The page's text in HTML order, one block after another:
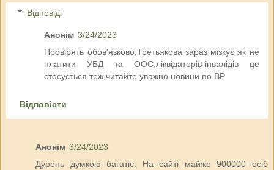
Відповіді
Анонім 3/24/2023
Провірять обов'язково,Третьякова зараз мізкує як не
платити УБД та ООС,ліквідаторів-інвалідів це
стосується теж,читайте уважно новини по ВР.
Відповісти
Анонім 3/24/2023
Дурень думкою багатіє. На сайті майже 900000 осіб